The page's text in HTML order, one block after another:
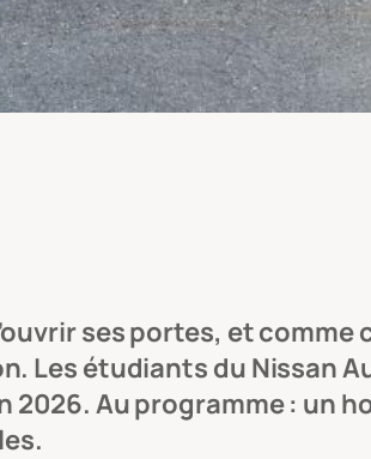
ses portes, et
Les étudiants du Nissan
Au programme : un